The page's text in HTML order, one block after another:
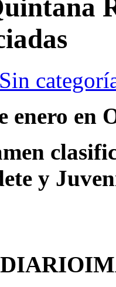
Sin
enero en
y